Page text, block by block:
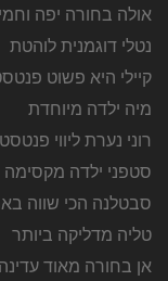
אולה בחורה יפה
נטלי דוגמנית לוהטת
קיילי היא פשוט
מיה ילדה מיוחדת
רוני נערת ליווי
סטפני ילדה מקסימה
סבטלנה הכי שווה
טליה מדליקה ביותר
אן בחורה מאוד עדינה